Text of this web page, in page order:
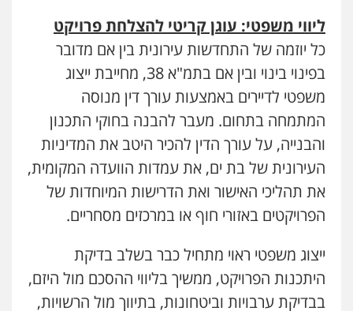
ליווי משפטי: עוגן קריטי להצלחת פרויקט
כל יוזמה של התחדשות עירונית בין אם מדובר
בפינוי בינוי ובין אם בתמ"א 38, מחייבת ייצוג
משפטי לדיירים באמצעות עורך דין מנוסה
המתמחה בתחום. מעבר להבנה בחוקי התכנון
והבנייה, על עורך הדין להכיר היטב את המדיניות
העירונית של בת ים, את עמדות הוועדה המקומית,
את תהליכי האישור ואת הדרישות המיוחדות של
הפרויקטים באזורי חוף או במרכזים מסחריים.
ייצוג משפטי ראוי מתחיל כבר בשלב בדיקת
היתכנות הפרויקט, ממשיך בליווי ההסכם מול היזם,
בבדיקת ערבויות וביטחונות, בתיווך מול הרשויות,